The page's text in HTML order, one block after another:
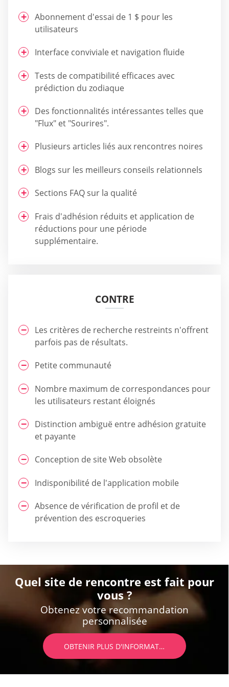
Abonnement d'essai de 1 $ pour les
utilisateurs
Interface conviviale et navigation fluide
Tests de compatibilité efficaces avec
prédiction du zodiaque
Des fonctionnalités intéressantes telles que
"Flux" et "Sourires".
Plusieurs articles liés aux rencontres noires
Blogs sur les meilleurs conseils relationnels
Sections FAQ sur la qualité
Frais d'adhésion réduits et application de
réductions pour une période
supplémentaire.
CONTRE
Les critères de recherche restreints n'offrent
parfois pas de résultats.
Petite communauté
Nombre maximum de correspondances pour
les utilisateurs restant éloignés
Distinction ambiguë entre adhésion gratuite
et payante
Conception de site Web obsolète
Indisponibilité de l'application mobile
Absence de vérification de profil et de
prévention des escroqueries
Quel site de rencontre est fait pour
vous ?
Obtenez votre recommandation
personnalisée
OBTENIR PLUS D'INFORMATIONS